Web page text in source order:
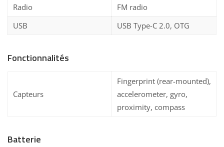
Radio
FM radio
USB
USB Type-C 2.0, OTG
Fonctionnalités
Capteurs
Fingerprint (rear-mounted),
accelerometer, gyro,
proximity, compass
Batterie